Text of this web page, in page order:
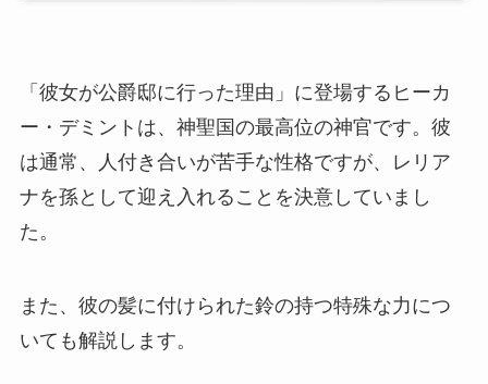
「彼女が公爵邸に行った理由」に登場するヒーカ
ー・デミントは、神聖国の最高位の神官です。彼
は通常、人付き合いが苦手な性格ですが、レリア
ナを孫として迎え入れることを決意していまし
た。
また、彼の髪に付けられた鈴の持つ特殊な力につ
いても解説します。